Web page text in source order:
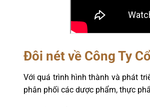
Đôi nét về Công Ty
Với quá trình hình thành và phát
phân phối các dược phẩm, thực